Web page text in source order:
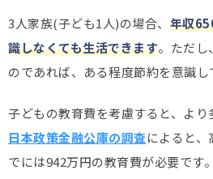
3人家族(子ども1人)の場合、 年収
識しなくても生活できます。ただし
のであれば、ある程度節約を意識し
子どもの教育費を考慮すると、より
日本政策金融公庫の調査によると
でには942万円の教育費が必要です。